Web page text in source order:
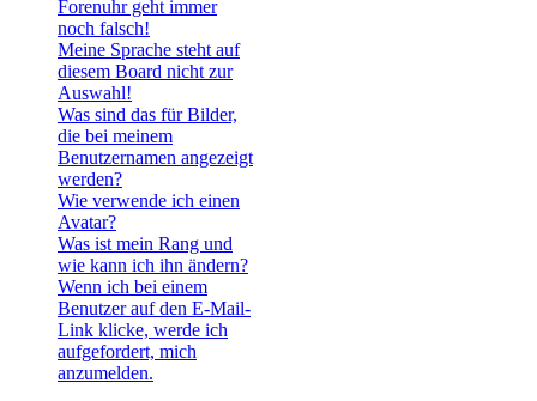
Forenuhr geht immer
noch falsch!
Meine Sprache steht auf
diesem Board nicht zur
Auswahl!
Was sind das für Bilder,
die bei meinem
Benutzernamen angezeigt
werden?
Wie verwende ich einen
Avatar?
Was ist mein Rang und
wie kann ich ihn ändern?
Wenn ich bei einem
Benutzer auf den E-Mail-
Link klicke, werde ich
aufgefordert, mich
anzumelden.